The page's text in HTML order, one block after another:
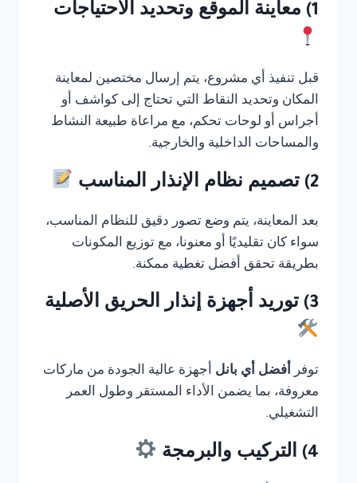
1) معاينة الموقع وتحديد الاحتياجات
قبل تنفيذ أي مشروع، يتم إرسال مختصين لمعاينة
المكان وتحديد النقاط التي تحتاج إلى كواشف أو
أجراس أو لوحات تحكم، مع مراعاة طبيعة النشاط
والمساحات الداخلية والخارجية.
2) تصميم نظام الإنذار المناسب
بعد المعاينة، يتم وضع تصور دقيق للنظام المناسب،
سواء كان تقليديًا أو معنونا، مع توزيع المكونات
بطريقة تحقق أفضل تغطية ممكنة.
3) توريد أجهزة إنذار الحريق الأصلية
توفر أفضل أي بانل أجهزة عالية الجودة من ماركات
معروفة، بما يضمن الأداء المستقر وطول العمر
التشغيلي.
4) التركيب والبرمجة